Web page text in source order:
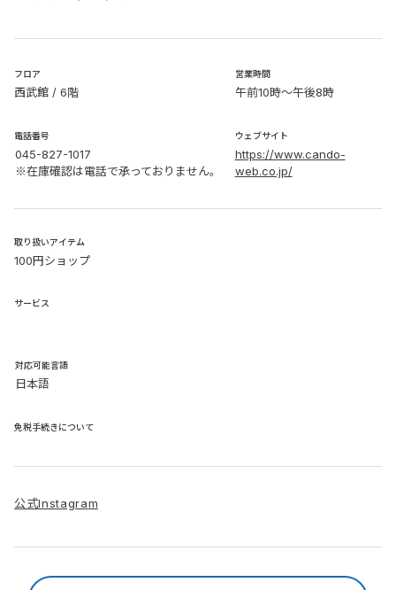
​フロア
西武館 / 6階
電話番号
045-827-1017
※在庫確認は電話で承っておりません。
営業時間
午前10時～午後8時
ウェブサイト
https://www.cando-
web.co.jp/
公式Instagram
取り扱いアイテム
100円ショップ
サービス
​対応可能言語
日本語
免税手続きについて